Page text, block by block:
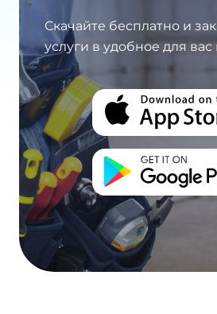
Скачайте бесплатно и
услуги в удобное для